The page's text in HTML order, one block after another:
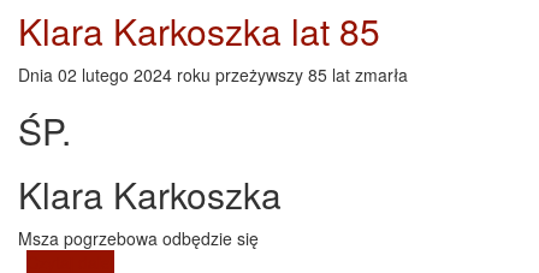
Klara Karkoszka lat 85
Dnia 02 lutego 2024 roku przeżywszy 85 lat zmarła
ŚP.
Klara Karkoszka
Msza pogrzebowa odbędzie się